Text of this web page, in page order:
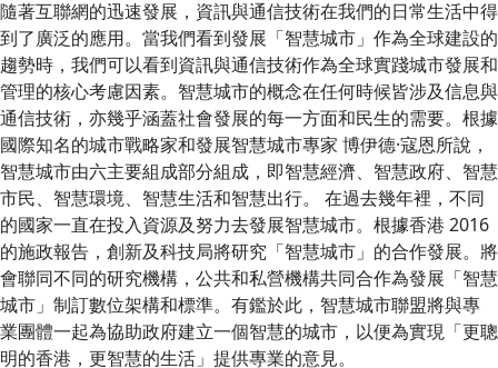
隨著互聯網的迅速發展，資訊與通信技術在我們的日常生活中得
到了廣泛的應用。當我們看到發展「智慧城市」作為全球建設的
趨勢時，我們可以看到資訊與通信技術作為全球實踐城市發展和
管理的核心考慮因素。智慧城市的概念在任何時候皆涉及信息與
通信技術，亦幾乎涵蓋社會發展的每一方面和民生的需要。根據
國際知名的城市戰略家和發展智慧城市專家 博伊德·寇恩所說，
智慧城市由六主要組成部分組成，即智慧經濟、智慧政府、智慧
市民、智慧環境、智慧生活和智慧出行。 在過去幾年裡，不同
的國家一直在投入資源及努力去發展智慧城市。根據香港 2016
的施政報告，創新及科技局將研究「智慧城市」的合作發展。將
會聯同不同的研究機構，公共和私營機構共同合作為發展「智慧
城市」制訂數位架構和標準。有鑑於此，智慧城市聯盟將與專
業團體一起為協助政府建立一個智慧的城市，以便為實現「更聰
明的香港，更智慧的生活」提供專業的意見。